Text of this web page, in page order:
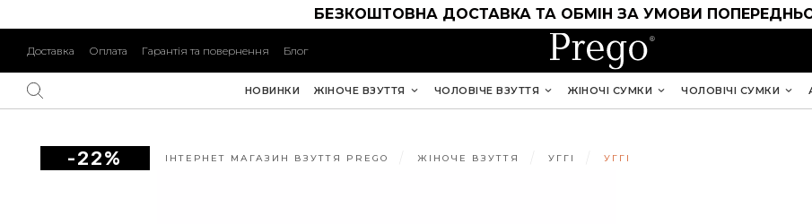
БЕЗКОШТОВНА ДОСТАВКА ТА ОБМІН ЗА УМОВИ
Доставка Оплата Гарантія та повернення Блог
НОВИНКИ ЖІНОЧЕ ВЗУТТЯ ЧОЛОВІЧЕ ВЗУТТЯ ЖІНОЧІ СУМКИ ЧОЛОВІЧІ СУМКИ
-22% ІНТЕРНЕТ МАГАЗИН ВЗУТТЯ PREGO ЖІНОЧЕ ВЗУТТЯ УГГІ УГГІ